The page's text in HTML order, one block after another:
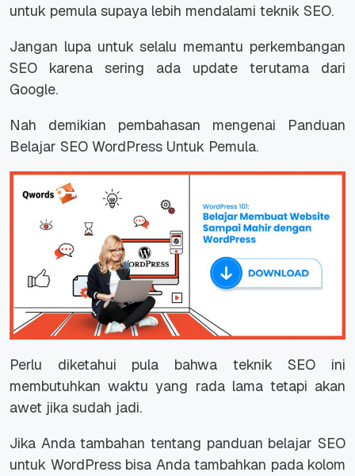
untuk pemula supaya lebih mendalami teknik SEO.
Jangan lupa untuk selalu memantu perkembangan
SEO karena sering ada update terutama dari
Google.
Nah demikian pembahasan mengenai Panduan
Belajar SEO WordPress Untuk Pemula.
Perlu diketahui pula bahwa teknik SEO ini
membutuhkan waktu yang rada lama tetapi akan
awet jika sudah jadi.
Jika Anda tambahan tentang panduan belajar SEO
untuk WordPress bisa Anda tambahkan pada kolom